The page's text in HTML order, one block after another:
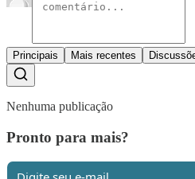
Principais Mais recentes
Nenhuma publicação
Pronto para mais?